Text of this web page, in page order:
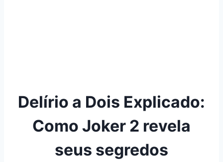
Delírio a Dois Explicado:
Como Joker 2 revela
seus segredos